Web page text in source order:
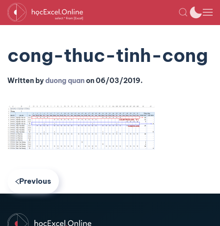
cong-thuc-tinh-cong
Written byduong quanon06/03/2019.
Previous